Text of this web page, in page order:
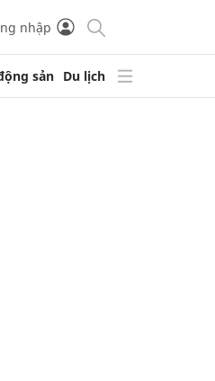
nhập
sản Du lịch